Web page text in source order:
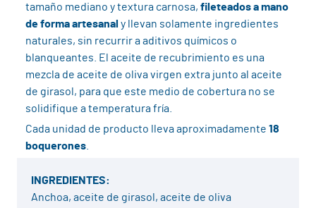
tamaño mediano y textura carnosa, fileteados a mano
de forma artesanal y llevan solamente ingredientes
naturales, sin recurrir a aditivos químicos o
blanqueantes. El aceite de recubrimiento es una
mezcla de aceite de oliva virgen extra junto al aceite
de girasol, para que este medio de cobertura no se
solidifique a temperatura fría.
Cada unidad de producto lleva aproximadamente 18
boquerones.
INGREDIENTES:
Anchoa, aceite de girasol, aceite de oliva